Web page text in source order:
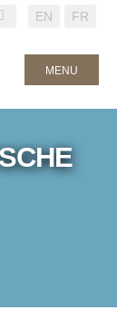
EN FR
MENU